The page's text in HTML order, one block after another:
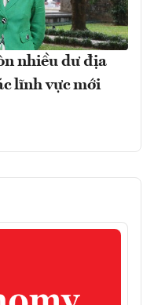
nhiều dư địa
lĩnh vực mới